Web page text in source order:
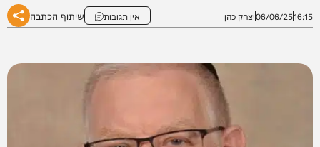
16:15
06/06/25יצחק כהן אין תגובות שיתוף הכתבה